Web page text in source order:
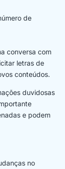
de
conversa com
letras de
conteúdos.
duvidosas
e podem
no